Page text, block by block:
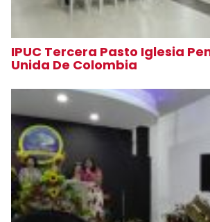
IPUC Tercera Pasto Iglesia
Unida De Colombia